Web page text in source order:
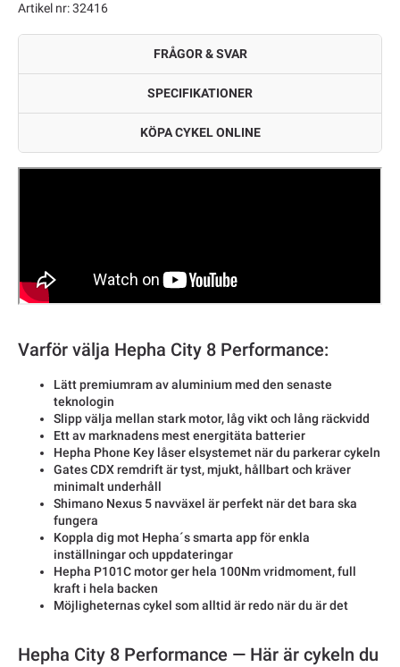
Artikel nr: 32416
FRÅGOR & SVAR
SPECIFIKATIONER
KÖPA CYKEL ONLINE
Varför välja Hepha City 8 Performance:
Lätt premiumram av aluminium med den senaste
teknologin
Slipp välja mellan stark motor, låg vikt och lång räckvidd
Ett av marknadens mest energitäta batterier
Hepha Phone Key låser elsystemet när du parkerar cykeln
Gates CDX remdrift är tyst, mjukt, hållbart och kräver
minimalt underhåll
Shimano Nexus 5 navväxel är perfekt när det bara ska
fungera
Koppla dig mot Hepha´s smarta app för enkla
inställningar och uppdateringar
Hepha P101C motor ger hela 100Nm vridmoment, full
kraft i hela backen
Möjligheternas cykel som alltid är redo när du är det
Hepha City 8 Performance — Här är cykeln du